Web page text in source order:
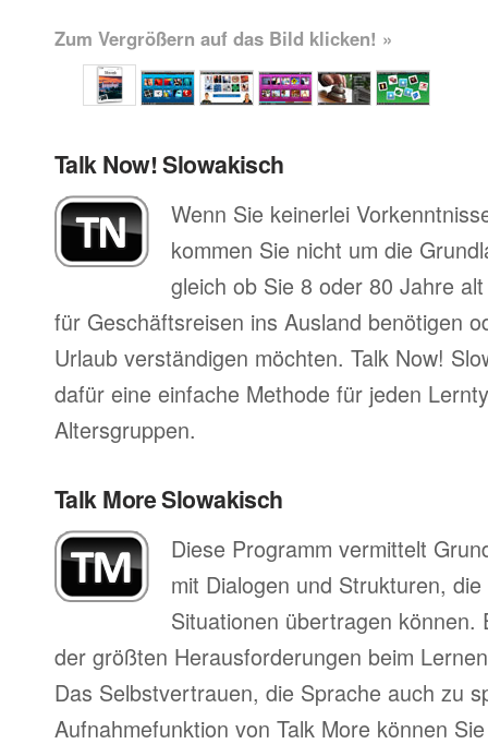
Zum Vergrößern auf das Bild klicken! »
Talk Now! Slowakisch
Wenn Sie keinerlei
kommen Sie nicht um die
gleich ob Sie 8 oder 80 Jahre
für Geschäftsreisen ins Ausland benötigen
Urlaub verständigen möchten. Talk Now!
dafür eine einfache Methode für jeden
Altersgruppen.
Talk More Slowakisch
Diese Programm vermittelt
mit Dialogen und Strukturen,
Situationen übertragen können.
der größten Herausforderungen beim
Das Selbstvertrauen, die Sprache auch zu
Aufnahmefunktion von Talk More können